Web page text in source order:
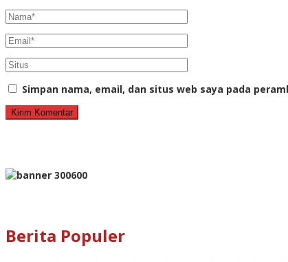
Simpan nama, email, dan situs web saya pada
Berita Populer